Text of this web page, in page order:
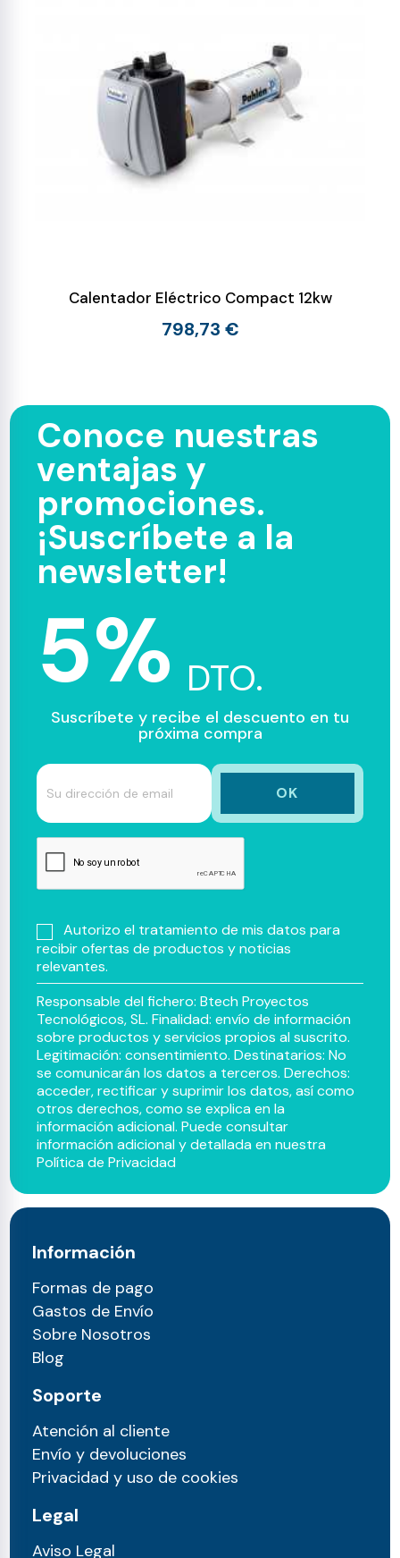
Calentador Eléctrico Compact 12kw
798,73 €
Conoce nuestras
ventajas y
promociones.
¡Suscríbete a la
newsletter!
5% DTO.
Suscríbete y recibe el descuento en tu
próxima compra
Autorizo el tratamiento de mis datos para
recibir ofertas de productos y noticias
relevantes.
Responsable del fichero: Btech Proyectos
Tecnológicos, SL. Finalidad: envío de información
sobre productos y servicios propios al suscrito.
Legitimación: consentimiento. Destinatarios: No
se comunicarán los datos a terceros. Derechos:
acceder, rectificar y suprimir los datos, así como
otros derechos, como se explica en la
información adicional. Puede consultar
información adicional y detallada en nuestra
Política de Privacidad
Información
Formas de pago
Gastos de Envío
Sobre Nosotros
Blog
Soporte
Atención al cliente
Envío y devoluciones
Privacidad y uso de cookies
Legal
Aviso Legal